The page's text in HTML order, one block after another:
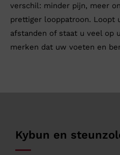
verschil: minder pijn, meer
prettiger looppatroon. Loopt
afstanden of staat u veel op
merken dat uw voeten en
Kybun en